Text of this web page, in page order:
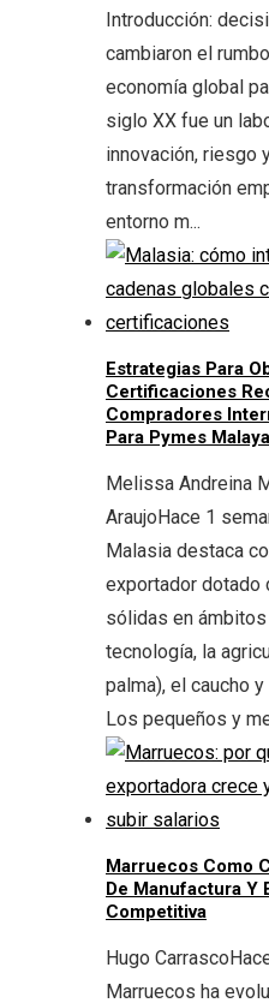
Introducción:
cambiaron el
economía global
siglo XX fue un
innovación, riesgo
transformación
entorno m...
Estrategias Para
Certificaciones
Compradores
Para Pymes
Melissa Andreina
AraujoHace 1
Malasia destaca
exportador dotado
sólidas en
tecnología, la
palma), el caucho
Los pequeños y
Marruecos Como
De Manufactura Y
Competitiva
Hugo Carrasco
Marruecos ha